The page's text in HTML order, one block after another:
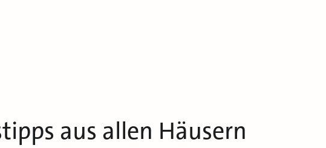
aus allen Häusern